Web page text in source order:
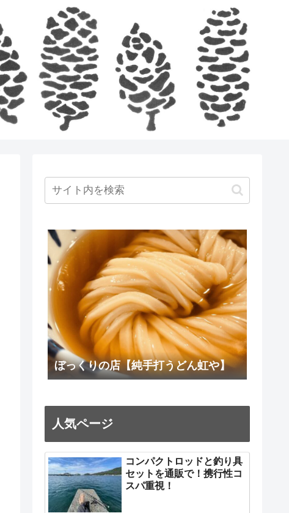
ぼっくりの店【純手打うどん虹や】
人気ページ
コンパクトロッドと釣り具
セットを通販で！携行性コ
スパ重視！